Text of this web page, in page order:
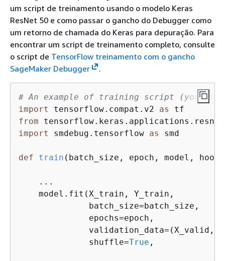
um script de treinamento usando o modelo Keras
ResNet 50 e como passar o gancho do Debugger como
um retorno de chamada do Keras para depuração. Para
encontrar um script de treinamento completo, consulte
o script de TensorFlow treinamento com o gancho
SageMaker Debugger
.
# An example of training script (your-
import
tensorflow.compat.v2 as
from
import
smdebug.tensorflow as smd
def train ( batch_size, epoch, model, hook
    ...
    model.fit(X_train, Y_train,
              batch_size=batch_size,
              epochs=epoch,
validation_data=(X_valid,
              shuffle=
True ,